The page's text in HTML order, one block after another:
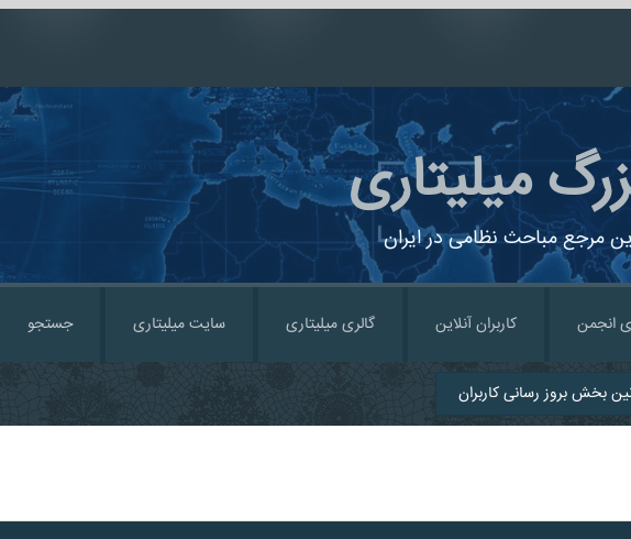
میلیتاری
مرجع مباحث نظامی در ایران
انجمن کاربران آنلاین گالری میلیتاری سایت میلیتاری جستجو
بخش بروز رسانی کاربران